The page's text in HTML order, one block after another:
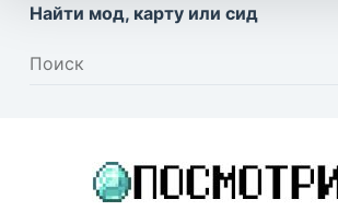
Найти мод, карту или сид